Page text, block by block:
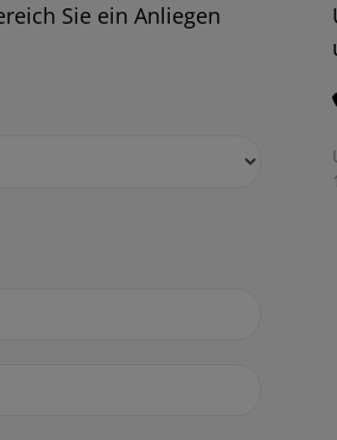
Sie ein Anliegen